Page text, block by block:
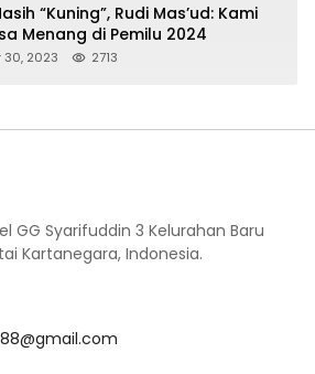
“Kuning”, Rudi Mas’ud: Kami
Menang di Pemilu 2024
30, 2023 2713
GG Syarifuddin 3 Kelurahan Baru
Kartanegara, Indonesia.